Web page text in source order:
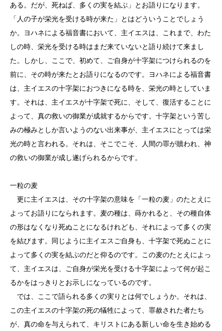
ある。だが、死ねば、多くの実を結ぶ」とお語りになります。
「人の子が栄光を受ける時が来た」とはどういうことでしょう
か。ヨハネによる福音書において、主イエスは、これまで、わた
しの時、栄光を受ける時はまだ来ていないと語り続けて来まし
た。しかし、ここで、初めて、ご自身が十字架につけられるのを
前に、その時が来たとお語りになるのです。ヨハネによる福音書
は、主イエスの十字架におつきになる時を、栄光の時としていま
す。それは、主イエスが十字架で死に、そして、復活することに
よって、真の救いの御業が成就するからです。十字架という苦し
みの極みとしか言いようのない出来事が、主イエスにとっては栄
光の時と言われる。それは、そこでこそ、人間の罪が贖われ、神
の救いの御業が成し遂げられるからです。
一粒の麦
更に主イエスは、その十字架の意味を「一粒の麦」のたとえに
よってお語りになられます。麦の種は、蒔かれると、その種自体
の形はなくなり死ぬことになるけれども、それによって多くの実
を結びます。同じように主イエスご自身も、十字架で死ぬことに
よって多くの実を結ぶのだと仰るのです。この麦のたとえによっ
て、主イエスは、ご自身が栄光を受ける十字架によって何が起こ
るかをはっきりとお示しになっているのです。
では、ここで語られる多くの実りとは何でしょうか。それは、
この主イエスの十字架の死の犠牲によって、罪赦された者たち
が、真の命を与えられて、キリストにある新しい命を生き始める